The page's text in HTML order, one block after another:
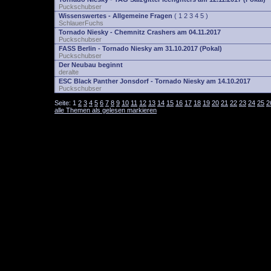
Puckschubser
Wissenswertes - Allgemeine Fragen ( 1 2 3 4 5 )
SchlauerFuchs
Tornado Niesky - Chemnitz Crashers am 04.11.2017
Puckschubser
FASS Berlin - Tornado Niesky am 31.10.2017 (Pokal)
Puckschubser
Der Neubau beginnt
deralte
ESC Black Panther Jonsdorf - Tornado Niesky am 14.10.2017
Puckschubser
Seite: 1 2 3 4 5 6 7 8 9 10 11 12 13 14 15 16 17 18 19 20 21 22 23 24 25
alle Themen als gelesen markieren